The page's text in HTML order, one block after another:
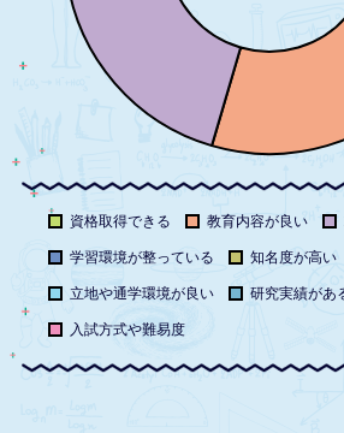
資格取得できる 教育内容が良い
学習環境が整っている 知名度が高い
立地や通学環境が良い 研究実績があ
入試方式や難易度